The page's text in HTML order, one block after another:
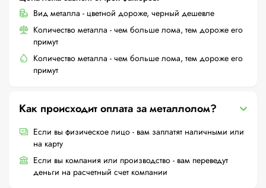
Вид металла - цветной дороже, черный дешевле
Количество металла - чем больше лома, тем дороже его
примут
Количество металла - чем больше лома, тем дороже его
примут
Как происходит оплата за металлолом?
Если вы физическое лицо - вам заплатят наличными или
на карту
Если вы компания или производство - вам переведут
деньги на расчетный счет компании